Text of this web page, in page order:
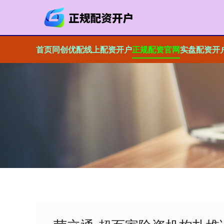
首页同创优配线上配资开户正规配资官网实盘配资开